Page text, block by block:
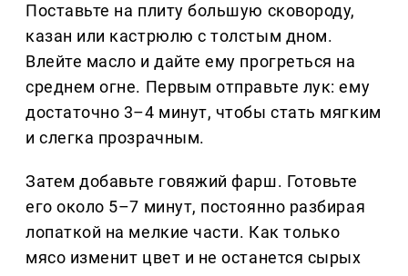
Поставьте на плиту большую сковороду,
казан или кастрюлю с толстым дном.
Влейте масло и дайте ему прогреться на
среднем огне. Первым отправьте лук: ему
достаточно 3–4 минут, чтобы стать мягким
и слегка прозрачным.
Затем добавьте говяжий фарш. Готовьте
его около 5–7 минут, постоянно разбирая
лопаткой на мелкие части. Как только
мясо изменит цвет и не останется сырых